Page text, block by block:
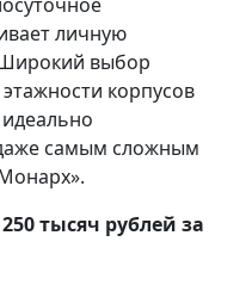
личную
выбор
корпусов
самым сложным
тысяч рублей за